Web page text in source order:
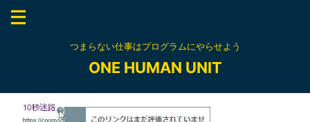
つまらない仕事はプログラムにやらせよう
ONE HUMAN UNIT